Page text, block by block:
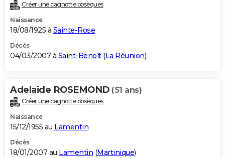
Créer une cagnotte obsèques
Naissance
18/08/1925 à Sainte-Rose
Décès
04/03/2007 à Saint-Benoît(La Réunion)
Adelaide ROSEMOND (51 ans)
Créer une cagnotte obsèques
Naissance
15/12/1955 au Lamentin
Décès
18/01/2007 au Lamentin (Martinique)